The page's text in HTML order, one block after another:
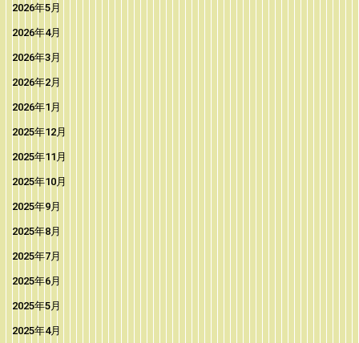
2026年5月
2026年4月
2026年3月
2026年2月
2026年1月
2025年12月
2025年11月
2025年10月
2025年9月
2025年8月
2025年7月
2025年6月
2025年5月
2025年4月